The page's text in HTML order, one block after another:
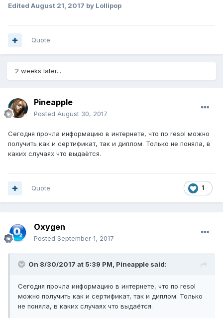
Edited August 21, 2017 by Lollipop
Quote
2 weeks later...
Pineapple
Posted August 30, 2017
Сегодня прочла информацию в интернете, что по resol можно
получить как и сертификат, так и диплом. Только не поняла, в
каких случаях что выдаётся.
1
Quote
Oxygen
Posted September 1, 2017
On 8/30/2017 at 5:39 PM, Pineapple said:
Сегодня прочла информацию в интернете, что по resol
можно получить как и сертификат, так и диплом. Только
не поняла, в каких случаях что выдаётся.